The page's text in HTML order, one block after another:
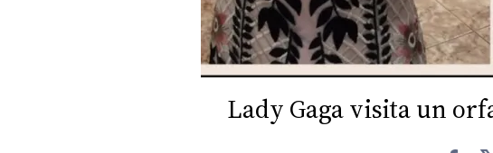
MONACO
RMC
CONSIGLIA
Lady Gaga visita un